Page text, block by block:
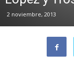
2 noviembre, 2013